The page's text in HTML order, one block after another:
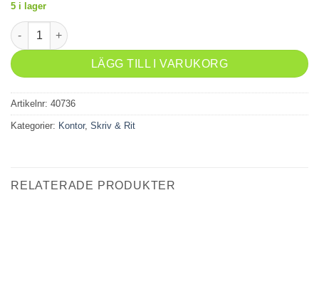
5 i lager
Kontors-set med gem/häftstift/pushpins/säkerhetsnål/
LÄGG TILL I VARUKORG
Artikelnr: 40736
Kategorier: Kontor, Skriv & Rit
RELATERADE PRODUKTER